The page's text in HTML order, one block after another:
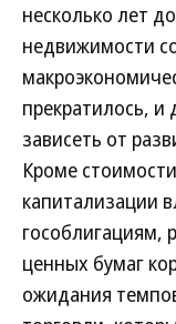
несколько лет
недвижимости
прекратилось,
зависеть от
Кроме
капитализации
гособлигациям,
ценных бумаг
ожидания